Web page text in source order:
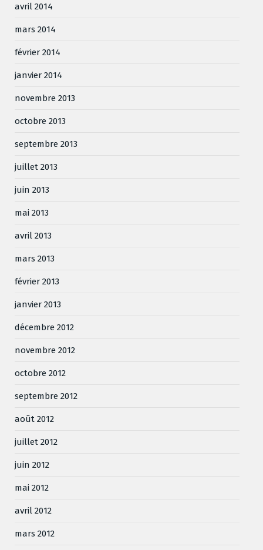
avril 2014
mars 2014
février 2014
janvier 2014
novembre 2013
octobre 2013
septembre 2013
juillet 2013
juin 2013
mai 2013
avril 2013
mars 2013
février 2013
janvier 2013
décembre 2012
novembre 2012
octobre 2012
septembre 2012
août 2012
juillet 2012
juin 2012
mai 2012
avril 2012
mars 2012